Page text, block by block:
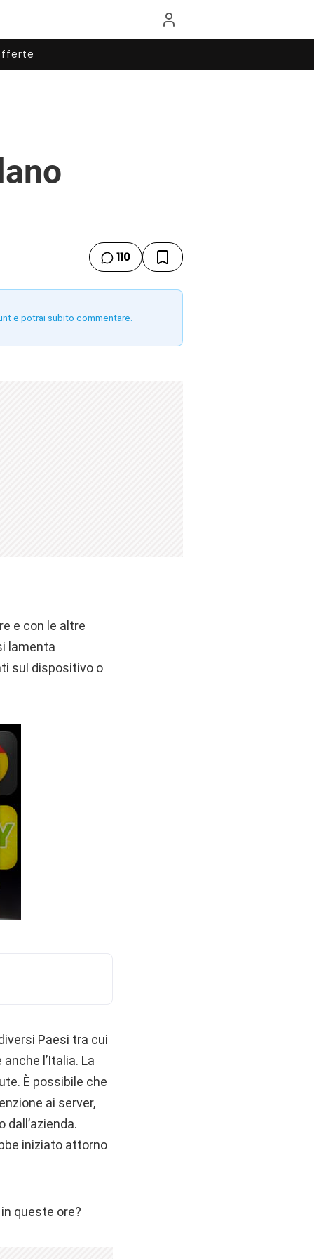
110
e potrai subito commentare.
e con le altre
lamenta
sul dispositivo o
Paesi tra cui
l’Italia. La
È possibile che
ai server,
iniziato attorno
queste ore?